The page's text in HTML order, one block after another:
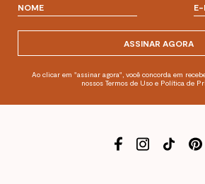
ASSINAR AGORA
Ao clicar em "assinar agora", você concorda em
nossos Termos de Uso e Política de